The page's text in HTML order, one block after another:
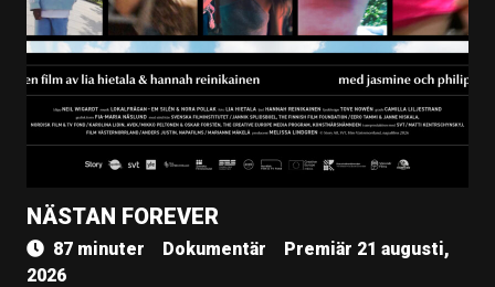
NÄSTAN FOREVER
87 minuter Dokumentär
Premiär 21 augusti,
2026